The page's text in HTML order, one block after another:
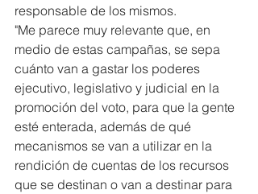
responsable de los mismos.
"Me parece muy relevante que, en
medio de estas campañas, se sepa
cuánto van a gastar los poderes
ejecutivo, legislativo y judicial en la
promoción del voto, para que la gente
esté enterada, además de qué
mecanismos se van a utilizar en la
rendición de cuentas de los recursos
que se destinan o van a destinar para